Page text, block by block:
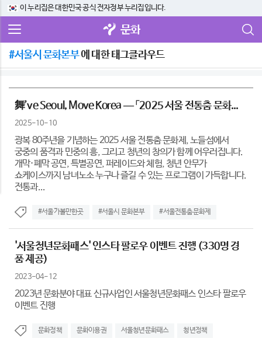
이 누리집은 대한민국 공식 전자정부 누리집입니다.
문화
#서울시 문화본부에 대한 태그클라우드
舞’ve Seoul, Move Korea — 「2025 서울 전통춤 문화...
2025-10-10
광복 80주년을 기념하는 2025 서울 전통춤 문화제, 노들섬에서
궁중의 품격과 민중의 흥, 그리고 청년의 창의가 함께 어우러집니다.
개막·폐막 공연, 특별공연, 퍼레이드와 체험, 청년 안무가
쇼케이스까지 남녀노소 누구나 즐길 수 있는 프로그램이 가득합니다.
전통과...
#서울가볼만한곳 #서울시 문화본부 #서울전통춤문화제
'서울청년문화패스' 인스타 팔로우 이벤트 진행 (330명 경
품 제공)
2023-04-12
2023년 문화분야 대표 신규사업인 서울청년문화패스 인스타 팔로우
이벤트 진행
문화정책 문화이용권 서울청년문화패스 청년정책